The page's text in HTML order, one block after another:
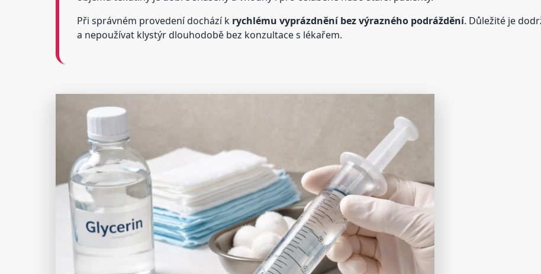
Při správném provedení dochází k rychlému vyprázdnění bez výrazného podráždění. Důležité je
a nepoužívat klystýr dlouhodobě bez konzultace s lékařem.